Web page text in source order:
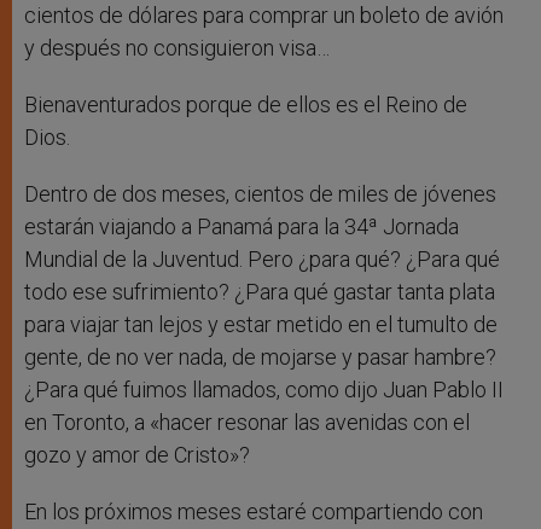
cientos de dólares para comprar un boleto de avión
y después no consiguieron visa…
Bienaventurados porque de ellos es el Reino de
Dios.
Dentro de dos meses, cientos de miles de jóvenes
estarán viajando a Panamá para la 34ª Jornada
Mundial de la Juventud. Pero ¿para qué? ¿Para qué
todo ese sufrimiento? ¿Para qué gastar tanta plata
para viajar tan lejos y estar metido en el tumulto de
gente, de no ver nada, de mojarse y pasar hambre?
¿Para qué fuimos llamados, como dijo Juan Pablo II
en Toronto, a «hacer resonar las avenidas con el
gozo y amor de Cristo»?
En los próximos meses estaré compartiendo con